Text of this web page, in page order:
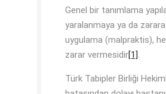
Genel bir tanımlama
yaralanmaya ya da
uygulama (malpraktis),
zarar vermesidir[1].
Türk Tabipler Birliği